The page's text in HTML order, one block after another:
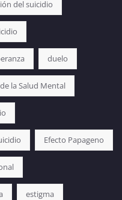
del suicidio
duelo
la Salud Mental
Efecto Papageno
estigma